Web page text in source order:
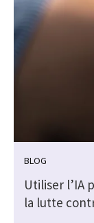
BLOG
Utiliser l’IA
la lutte